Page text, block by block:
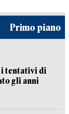
Primo piano
i tentativi di
gli anni